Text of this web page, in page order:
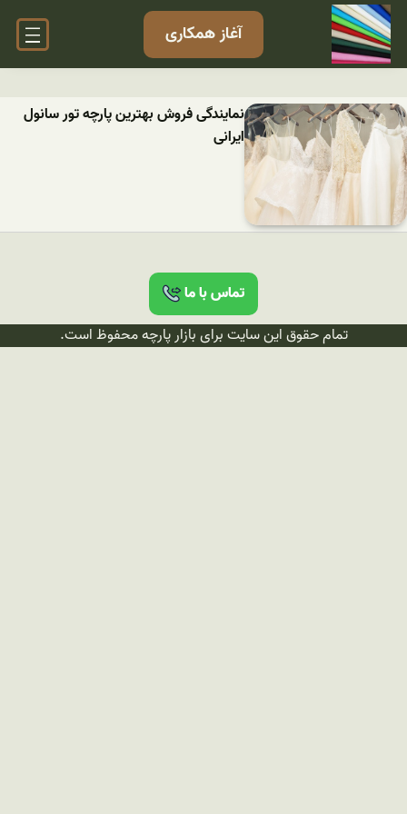
آغاز همکاری
نمایندگی فروش بهترین پارچه تور سانول
ایرانی
تماس با ما
تمام حقوق این سایت برای بازار پارچه محفوظ است.